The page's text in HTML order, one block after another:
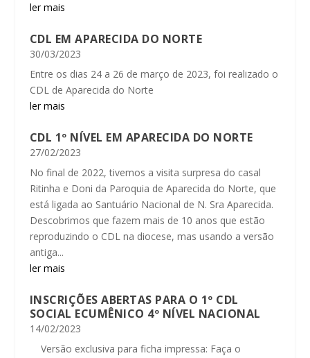
ler mais
CDL EM APARECIDA DO NORTE
30/03/2023
Entre os dias 24 a 26 de março de 2023, foi realizado o
CDL de Aparecida do Norte
ler mais
CDL 1º NÍVEL EM APARECIDA DO NORTE
27/02/2023
No final de 2022, tivemos a visita surpresa do casal
Ritinha e Doni da Paroquia de Aparecida do Norte, que
está ligada ao Santuário Nacional de N. Sra Aparecida.
Descobrimos que fazem mais de 10 anos que estão
reproduzindo o CDL na diocese, mas usando a versão
antiga...
ler mais
INSCRIÇÕES ABERTAS PARA O 1º CDL
SOCIAL ECUMÊNICO 4º NÍVEL NACIONAL
14/02/2023
Versão exclusiva para ficha impressa: Faça o